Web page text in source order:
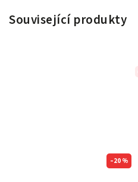
Související produkty
–20 %